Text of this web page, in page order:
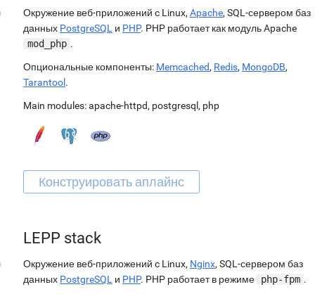
Окружение веб-приложений c Linux, Apache, SQL-сервером баз
данных PostgreSQL и PHP. PHP работает как модуль Apache
mod_php .
Опциональные компоненты: Memcached, Redis, MongoDB,
Tarantool.
Main modules:apache-httpd, postgresql, php
LEPP stack
Окружение веб-приложений c Linux, Nginx, SQL-сервером баз
данных PostgreSQL и PHP. PHP работает в режиме php-fpm .